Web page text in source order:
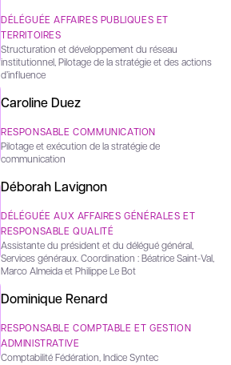
Structuration et développement du réseau
institutionnel, Pilotage de la stratégie et des actions
d’influence
DÉLÉGUÉE AFFAIRES PUBLIQUES ET
TERRITOIRES
Pilotage et exécution de la stratégie de
communication
Caroline Duez
RESPONSABLE COMMUNICATION
Assistante du président et du délégué général,
Services généraux. Coordination : Béatrice Saint-Val,
Marco Almeida et Philippe Le Bot
Déborah Lavignon
DÉLÉGUÉE AUX AFFAIRES GÉNÉRALES ET
RESPONSABLE QUALITÉ
Comptabilité Fédération, Indice Syntec
Dominique Renard
RESPONSABLE COMPTABLE ET GESTION
ADMINISTRATIVE